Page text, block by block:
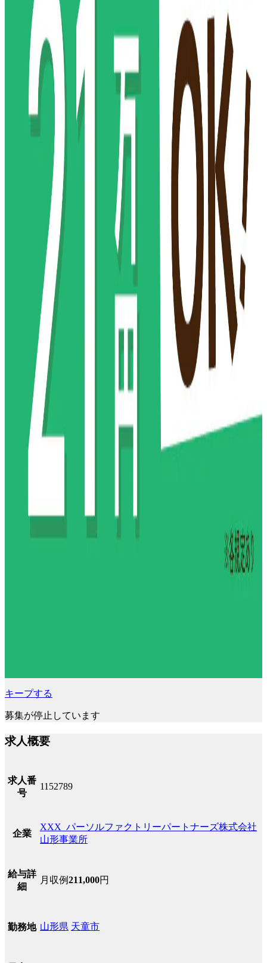
キープする
募集が停止しています
求人概要
求人番
号
1152789
企業
XXX_パーソルファクトリーパートナーズ株式会社
山形事業所
給与詳
細
月収例211,000円
勤務地 山形県 天童市